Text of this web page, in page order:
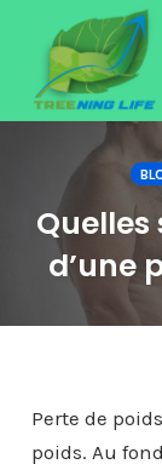
content
Quelles
d’une
Perte de
poids. Au